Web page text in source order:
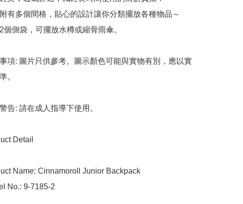
有多個間格，貼心的設計讓你分類擺放各種物品～
個側袋，可擺放水樽或縮骨雨傘。
項: 圖片只供參考。圖示顏色可能與實物有別，應以實
。
告: 請在成人指導下使用。
Detail
Name: Cinnamoroll Junior Backpack
No.: 9-7185-2